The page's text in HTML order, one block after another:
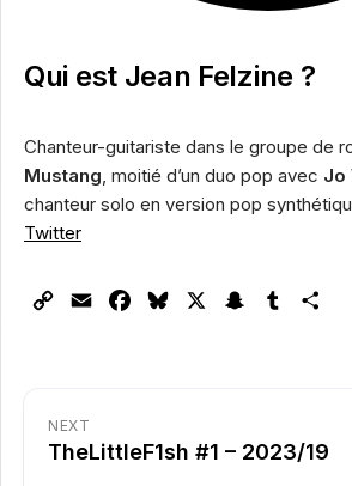
Qui est Jean Felzine ?
Chanteur-guitariste dans le groupe de
Mustang, moitié d’un duo pop avec Jo
chanteur solo en version pop
Twitter
Copy Email FacebookBluesky Snapchat
Tumblr
NEXT
TheLittleF1sh #1 – 2023/19